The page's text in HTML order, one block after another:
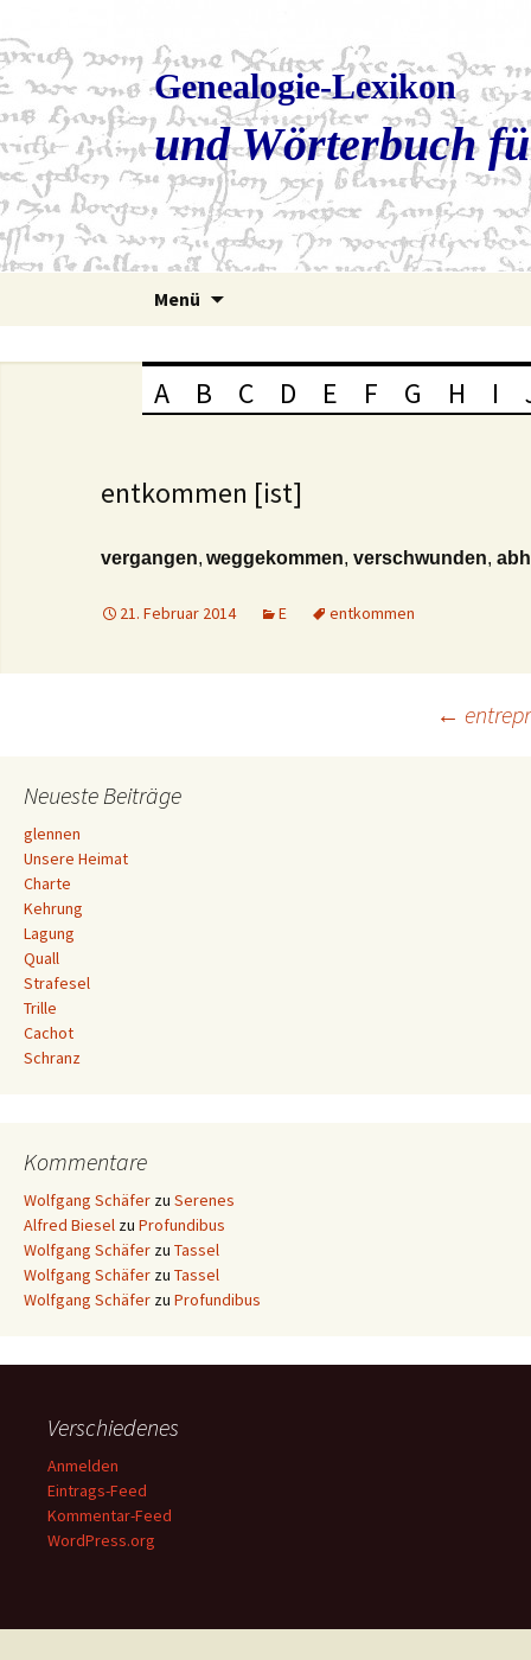
Genealogie-Lexikon
und Wörterbuch
Menü
A B C D E F G H I
entkommen [ist]
vergangen, weggekommen, verschwunden,
21. Februar 2014 E entkommen
Navigation
←
Neueste Beiträge
glennen
Unsere Heimat
Charte
Kehrung
Lagung
Quall
Strafesel
Trille
Cachot
Schranz
Kommentare
Wolfgang Schäfer zu Serenes
Alfred Biesel zu Profundibus
Wolfgang Schäfer zu Tassel
Wolfgang Schäfer zu Tassel
Wolfgang Schäfer zu Profundibus
Verschiedenes
Anmelden
Eintrags-Feed
Kommentar-Feed
WordPress.org